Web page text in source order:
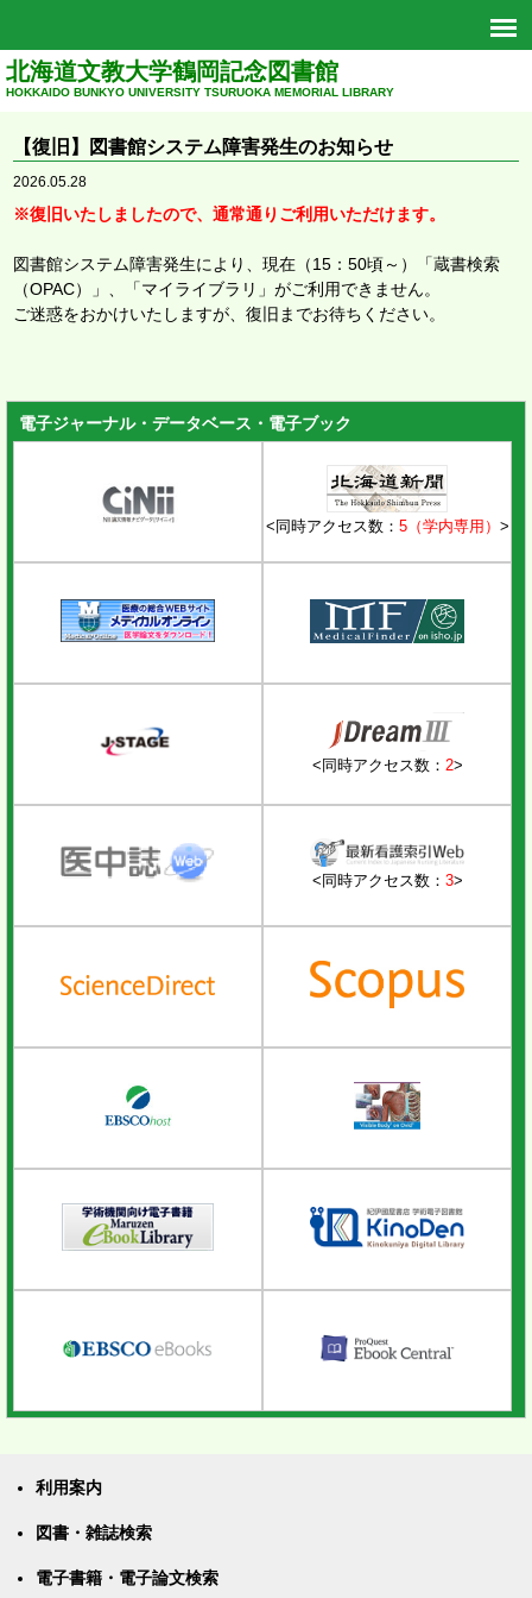
北海道文教大学鶴岡記念図書館
HOKKAIDO BUNKYO UNIVERSITY TSURUOKA MEMORIAL LIBRARY
【復旧】図書館システム障害発生のお知らせ
2026.05.28
※復旧いたしましたので、通常通りご利用いただけます。
図書館システム障害発生により、現在（15：50頃～）「蔵書検索
（OPAC）」、「マイライブラリ」がご利用できません。
ご迷惑をおかけいたしますが、復旧までお待ちください。
電子ジャーナル・データベース・電子ブック
<同時アクセス数： 5（学内専用） >
<同時アクセス数： 2>
<同時アクセス数： 3>
利用案内
図書・雑誌検索
電子書籍・電子論文検索